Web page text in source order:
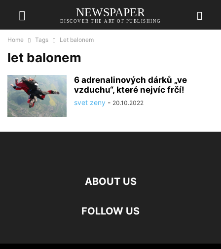
NEWSPAPER
DISCOVER THE ART OF PUBLISHING
Home Tags Let balonem
let balonem
6 adrenalinových dárků „ve
vzduchu“, které nejvíc frčí!
svet zeny - 20.10.2022
ABOUT US
FOLLOW US